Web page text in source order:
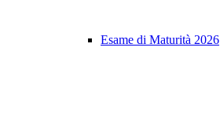
Esame di Maturità 2026